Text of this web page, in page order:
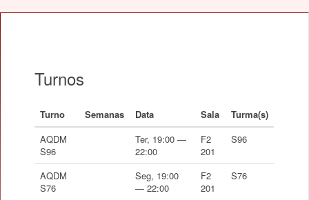
Turnos
Turno Semanas Data Sala
Turma(s)
AQDM
S96
Ter, 19:00 —
22:00
F2
201
S96
AQDM
S76
Seg, 19:00
— 22:00
F2
201
S76